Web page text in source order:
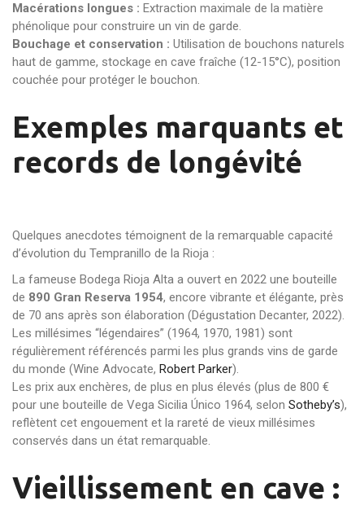
Macérations longues : Extraction maximale de la matière
phénolique pour construire un vin de garde.
Bouchage et conservation : Utilisation de bouchons naturels
haut de gamme, stockage en cave fraîche (12-15°C), position
couchée pour protéger le bouchon.
Exemples marquants et
records de longévité
Quelques anecdotes témoignent de la remarquable capacité
d’évolution du Tempranillo de la Rioja :
La fameuse Bodega Rioja Alta a ouvert en 2022 une bouteille
de 890 Gran Reserva 1954, encore vibrante et élégante, près
de 70 ans après son élaboration (Dégustation Decanter, 2022).
Les millésimes “légendaires” (1964, 1970, 1981) sont
régulièrement référencés parmi les plus grands vins de garde
du monde (Wine Advocate, Robert Parker).
Les prix aux enchères, de plus en plus élevés (plus de 800 €
pour une bouteille de Vega Sicilia Único 1964, selon Sotheby’s),
reflètent cet engouement et la rareté de vieux millésimes
conservés dans un état remarquable.
Vieillissement en cave :